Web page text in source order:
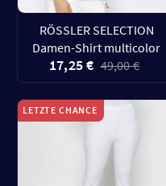
RÖSSLER SELECTION
Damen-Shirt multicolor
17,25 € 49,00 €
LETZTE CHANCE